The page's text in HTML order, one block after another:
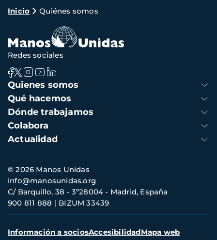
Ruta
navegación
Inicio Quiénes somos
Navegación
principal
Quienes somos
Qué hacemos
Dónde trabajamos
Colabora
Actualidad
Redes sociales
Información
de
contacto
© 2026 Manos Unidas
C/ Barquillo, 38 - 3º28004 - Madrid, España
900 811 888
BIZUM 33439
info@manosunidas.org
Menú
Información a sociosAccesibilidadMapa web